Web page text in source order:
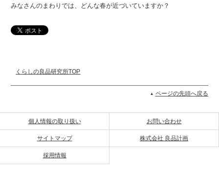
みなさんのまわりでは、どんな春が近づいていますか？
くらしの良品研究所TOP
ページの先頭へ戻る
個人情報の取り扱い お問い合わせ
サイトマップ 株式会社 良品計画
採用情報